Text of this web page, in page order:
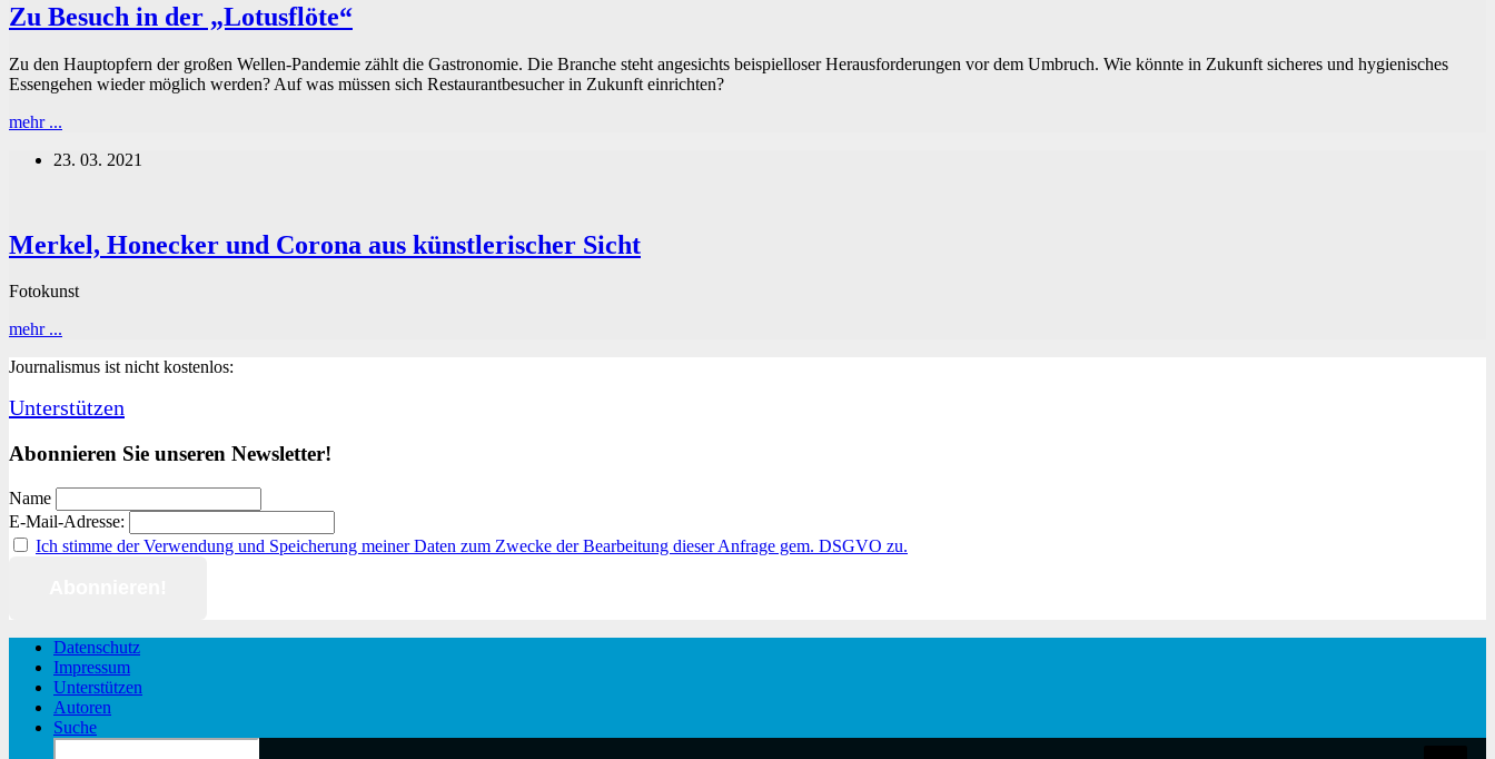
Zu Besuch in der „Lotusflöte“
Zu den Hauptopfern der großen Wellen-Pandemie zählt die Gastronomie. Die Branche steht angesichts beispielloser Herausforderungen vor dem Umbruch. Wie könnte in Zukunft sicheres und hygienisches
Essengehen wieder möglich werden? Auf was müssen sich Restaurantbesucher in Zukunft einrichten?
mehr ...
in
23. 03. 2021
Merkel, Honecker und Corona aus künstlerischer Sicht
Fotokunst
mehr ...
und
aus
Sicht
Journalismus ist nicht kostenlos:
Unterstützen
Abonnieren Sie unseren Newsletter!
Name
E-Mail-Adresse:
Ich stimme der Verwendung und Speicherung meiner Daten zum Zwecke der Bearbeitung dieser Anfrage gem. DSGVO zu.
Datenschutz
Impressum
Unterstützen
Autoren
Suche
Search